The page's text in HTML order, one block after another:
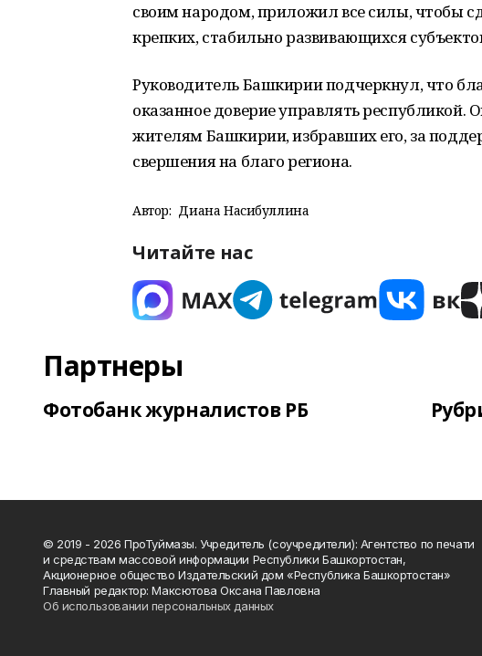
своим народом, приложил все силы, чтобы
крепких, стабильно развивающихся
Руководитель Башкирии подчеркнул, что
оказанное доверие управлять республикой.
жителям Башкирии, избравших его, за
свершения на благо региона.
Автор: Диана Насибуллина
Читайте нас
Партнеры
Фотобанк журналистов РБ
© 2019 - 2026 ПроТуймазы. Учредитель (соучредители): Агентство по печати
и средствам массовой информации Республики Башкортостан,
Акционерное общество Издательский дом «Республика Башкортостан»
Главный редактор: Максютова Оксана Павловна
Об использовании персональных данных